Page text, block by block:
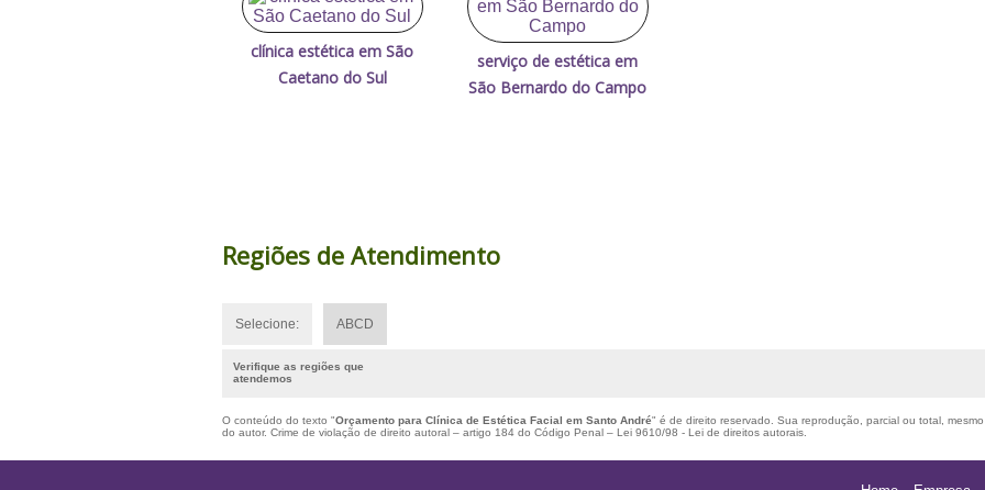
clínica estética em São
Caetano do Sul
serviço de estética em
São Bernardo do Campo
Regiões de Atendimento
Selecione: ABCD
Verifique as regiões que
atendemos
O conteúdo do texto "Orçamento para Clínica de Estética Facial em Santo André" é de direito reservado. Sua reprodução, parcial ou total,
do autor. Crime de violação de direito autoral – artigo 184 do Código Penal – Lei 9610/98 - Lei de direitos autorais.